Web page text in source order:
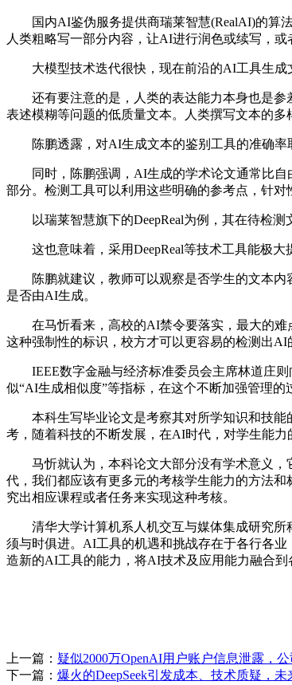
国内AI鉴伪服务提供商瑞莱智慧(RealAI)的算法
人类粗略写一部分内容，让AI进行润色或续写，
大模型技术迭代很快，现在前沿的AI工具生成
还有要注意的是，人类的表达能力本身也是参
表述模糊等问题的低质量文本。人类撰写文本的多
陈鹏透露，对AI生成文本的鉴别工具的准确率
同时，陈鹏强调，AI生成的学术论文通常比自
部分。检测工具可以利用这些明确的参考点，针对
以瑞莱智慧旗下的DeepReal为例，其在待检测
这也意味着，采用DeepReal等技术工具能极大
陈鹏就建议，教师可以观察是否学生的文本内
是否由AI生成。
在马忻看来，高校的AI禁令要落实，最大的难
这种强制性的标识，校方才可以更容易的检测出AI
IEEE数字金融与经济标准委员会主席林道庄则
似“AI生成相似度”等指标，在这个不断加强管理的
本科生写毕业论文是考察其对所学知识和技能
考，随着科技的不断发展，在AI时代，对学生能力
马忻就认为，本科论文大部分没有学术意义，
代，我们都应该有更多元的考核学生能力的方法
究出相应课程或者任务来实现这种考核。
清华大学计算机系人机交互与媒体集成研究所科
须与时俱进。AI工具的机遇和挑战存在于各行各
造新的AI工具的能力，将AI技术及应用能力融合
上一篇： 疑似2000万OpenAI用户账户信息泄露，
下一篇： 爆火的DeepSeek引发成本、技术质疑，